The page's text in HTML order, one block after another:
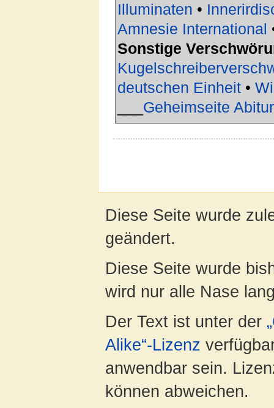
Illuminaten •
Amnesie International
Sonstige
deutschen Einheit •
Geheimseite
Diese Seite wurde
geändert.
Diese Seite wurde
wird nur alle Nase
Der Text ist unter der
Alike“-Lizenz
anwendbar sein.
können abweichen.